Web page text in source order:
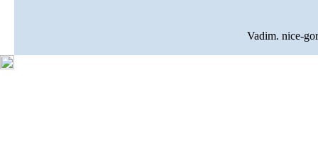
Vadim. nice-